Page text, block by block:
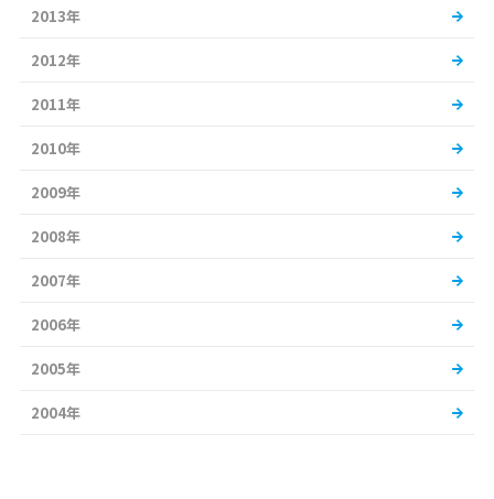
2013年
2012年
2011年
2010年
2009年
2008年
2007年
2006年
2005年
2004年